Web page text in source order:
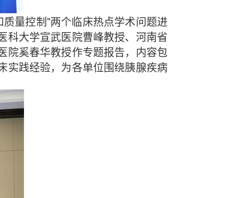
量控制”两个临床热点学术问题进
科大学宣武医院曹峰教授、河南省
院奚春华教授作专题报告，内容包
实践经验，为各单位围绕胰腺疾病